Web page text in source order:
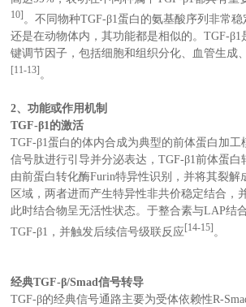
10] 。不同物种TGF-β1蛋白的氨基酸序列非常
还是在动物体内，其功能都是相似的。TGF-β1
键调节因子，包括细胞和组织分化、血管生成
[11-13] 。
2、功能或作用机制
TGF-β1的激活
TGF-β1蛋白的体内合成为典型的前体蛋白加工
信号肽进行引导并分泌表达，TGF-β1前体蛋白
由前蛋白转化酶Furin特异性识别，并将其裂解
区域，两者进而产生特异性非共价稳定结合，
此时结合物呈无活性状态。于整合素与LAP结
TGF-β1，并触发后续信号级联反应 [14-15] 。
经典TGF-β/Smad信号转导
TGF-β的经典信号通路主要为受体依赖性R-